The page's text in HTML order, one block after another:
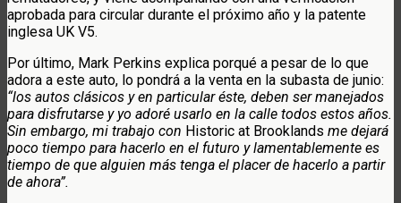
aprobada para circular durante el próximo año y la patente
inglesa UK V5.
Por último, Mark Perkins explica porqué a pesar de lo que
adora a este auto, lo pondrá a la venta en la subasta de junio:
“los autos clásicos y en particular éste, deben ser manejados
para disfrutarse y yo adoré usarlo en la calle todos estos años.
Sin embargo, mi trabajo con Historic at Brooklands me dejará
poco tiempo para hacerlo en el futuro y lamentablemente es
tiempo de que alguien más tenga el placer de hacerlo a partir
de ahora”.